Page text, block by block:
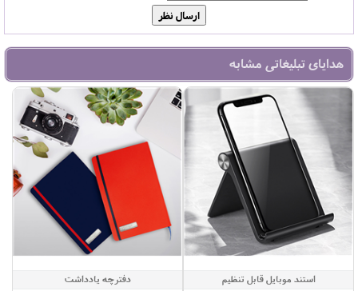
هدایای تبلیغاتی مشابه
استند موبایل قابل تنظیم دفترچه یادداشت